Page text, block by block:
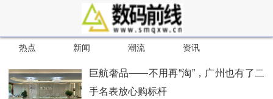
热点 新闻 潮流 资讯
巨航奢品——不用再“淘”，广州也有了二
手名表放心购标杆